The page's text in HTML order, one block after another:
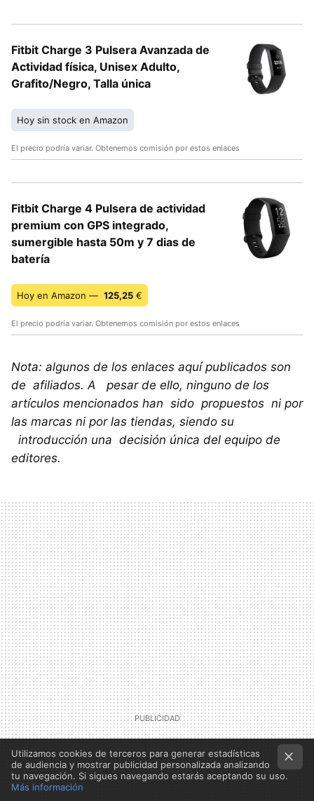
Fitbit Charge 3 Pulsera Avanzada de
Actividad física, Unisex Adulto,
Grafito/Negro, Talla única
Hoy sin stock en Amazon
El precio podría variar. Obtenemos comisión por estos enlaces
Fitbit Charge 4 Pulsera de actividad
premium con GPS integrado,
sumergible hasta 50m y 7 dias de
batería
Hoy en Amazon — 125,25 €
El precio podría variar. Obtenemos comisión por estos enlaces
Nota: algunos de los enlaces aquí publicados son
de afiliados. A pesar de ello, ninguno de los
artículos mencionados han sido propuestos ni por
las marcas ni por las tiendas, siendo su
introducción una decisión única del equipo de
editores.
Utilizamos cookies de terceros para generar estadísticas
de audiencia y mostrar publicidad personalizada analizando
tu navegación. Si sigues navegando estarás aceptando su uso.
Más información